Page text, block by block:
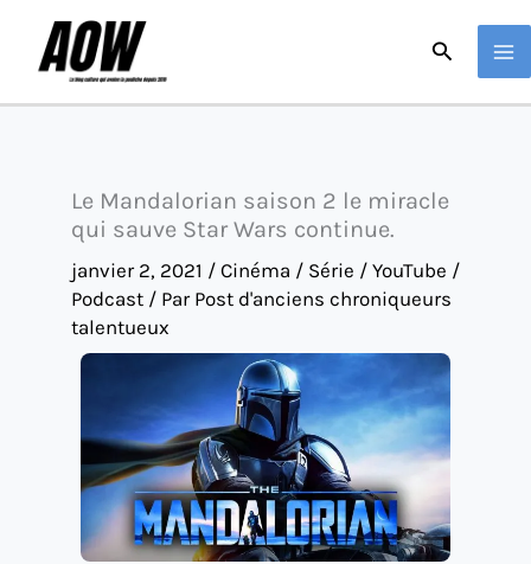
Le Mandalorian saison 2 le miracle
qui sauve Star Wars continue.
janvier 2, 2021 / Cinéma / Série / YouTube /
Podcast / Par Post d'anciens chroniqueurs
talentueux